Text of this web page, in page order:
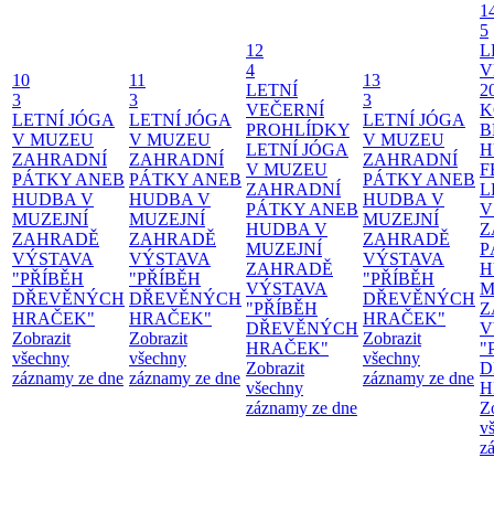
10
3
LETNÍ JÓGA
V MUZEU
ZAHRADNÍ
PÁTKY ANEB
HUDBA V
MUZEJNÍ
ZAHRADĚ
VÝSTAVA
"PŘÍBĚH
DŘEVĚNÝCH
HRAČEK"
Zobrazit
všechny
záznamy ze dne
11
3
LETNÍ JÓGA
V MUZEU
ZAHRADNÍ
PÁTKY ANEB
HUDBA V
MUZEJNÍ
ZAHRADĚ
VÝSTAVA
"PŘÍBĚH
DŘEVĚNÝCH
HRAČEK"
Zobrazit
všechny
záznamy ze dne
12
4
LETNÍ
VEČERNÍ
PROHLÍDKY
LETNÍ JÓGA
V MUZEU
ZAHRADNÍ
PÁTKY ANEB
HUDBA V
MUZEJNÍ
ZAHRADĚ
VÝSTAVA
"PŘÍBĚH
DŘEVĚNÝCH
HRAČEK"
Zobrazit
všechny
záznamy ze dne
13
3
LETNÍ JÓGA
V MUZEU
ZAHRADNÍ
PÁTKY ANEB
HUDBA V
MUZEJNÍ
ZAHRADĚ
VÝSTAVA
"PŘÍBĚH
DŘEVĚNÝCH
HRAČEK"
Zobrazit
všechny
záznamy ze dne
5